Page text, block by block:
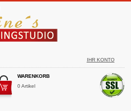
IHR KONTO
WARENKORB
0 Artikel